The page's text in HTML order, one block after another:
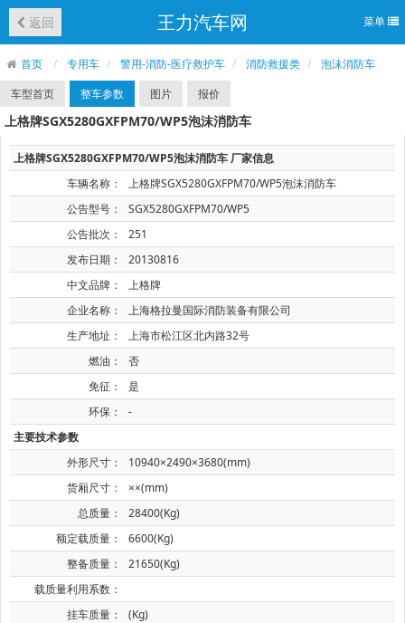
返回 王力汽车网 菜单
首页 专用车 警用-消防-医疗救护车 消防救援类
泡沫消防车
车型首页
整车参数 图片 报价
上格牌SGX5280GXFPM70/WP5泡沫消防车
上格牌SGX5280GXFPM70/WP5泡沫消防车 厂家信息
车辆名称：
上格牌SGX5280GXFPM70/WP5泡沫消防车
公告型号：
SGX5280GXFPM70/WP5
公告批次：
251
发布日期：
20130816
中文品牌：
上格牌
企业名称：
上海格拉曼国际消防装备有限公司
生产地址：
上海市松江区北内路32号
燃油：
否
免征：
是
环保：
-
主要技术参数
外形尺寸：
10940×2490×3680(mm)
货厢尺寸：
××(mm)
总质量：
28400(Kg)
额定载质量：
6600(Kg)
整备质量：
21650(Kg)
载质量利用系数：
挂车质量：
(Kg)